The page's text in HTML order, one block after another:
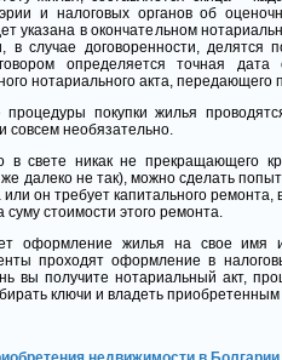
и налоговых органов об
указана в окончательном
в случае договоренности, делятся
определяется точная дата
нотариального акта, передающего
процедуры покупки жилья
совсем необязательно.
в свете никак не прекращающего
далеко не так), можно сделать
он требует капитального ремонта,
суму стоимости этого ремонта.
оформление жилья на свое имя
проходят оформление в
вы получите нотариальный акт,
ключи и владеть